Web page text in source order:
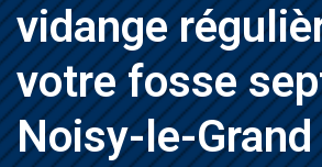
vidange
votre fosse
Noisy-le-Grand